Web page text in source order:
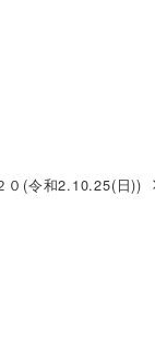
０(令和2.10.25(日))